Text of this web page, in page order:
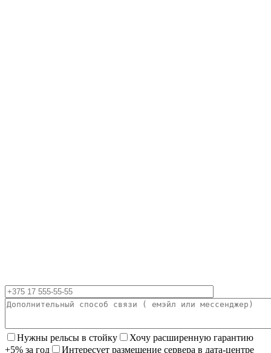
Нужны рельсы в стойку
Хочу расширенную гарантию
+5% за год
Интересует размещение сервера в дата-центре